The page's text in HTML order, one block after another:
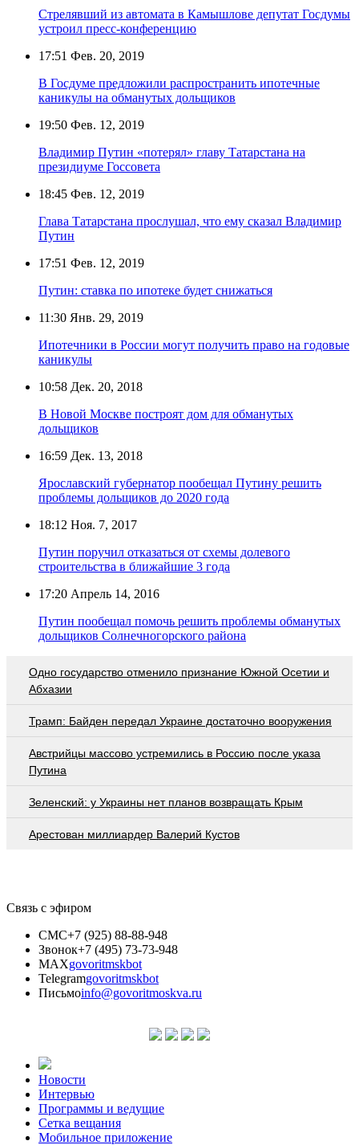
Стрелявший из автомата в Камышлове депутат Госдумы
устроил пресс-конференцию
17:51 Фев. 20, 2019
В Госдуме предложили распространить ипотечные
каникулы на обманутых дольщиков
19:50 Фев. 12, 2019
Владимир Путин «потерял» главу Татарстана на
президиуме Госсовета
18:45 Фев. 12, 2019
Глава Татарстана прослушал, что ему сказал Владимир
Путин
17:51 Фев. 12, 2019
Путин: ставка по ипотеке будет снижаться
11:30 Янв. 29, 2019
Ипотечники в России могут получить право на годовые
каникулы
10:58 Дек. 20, 2018
В Новой Москве построят дом для обманутых
дольщиков
16:59 Дек. 13, 2018
Ярославский губернатор пообещал Путину решить
проблемы дольщиков до 2020 года
18:12 Ноя. 7, 2017
Путин поручил отказаться от схемы долевого
строительства в ближайшие 3 года
17:20 Апрель 14, 2016
Путин пообещал помочь решить проблемы обманутых
дольщиков Солнечногорского района
Одно государство отменило признание Южной Осетии и
Абхазии
Трамп: Байден передал Украине достаточно вооружения
Австрийцы массово устремились в Россию после указа
Путина
Зеленский: у Украины нет планов возвращать Крым
Арестован миллиардер Валерий Кустов
Связь с эфиром
СМС+7 (925) 88-88-948
Звонок+7 (495) 73-73-948
MAXgovoritmskbot
Telegramgovoritmskbot
Письмоinfo@govoritmoskva.ru
Новости
Интервью
Программы и ведущие
Сетка вещания
Мобильное приложение